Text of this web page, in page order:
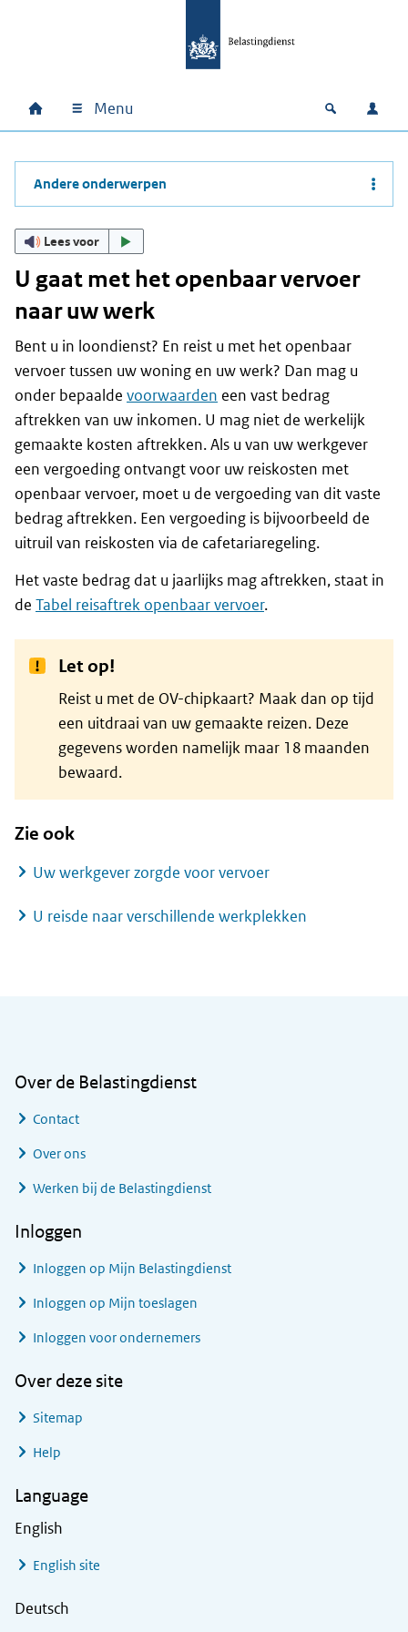
Hoofdnavigatie
Home Menu Open
Andere onderwerpen
Lees voor
U gaat met het openbaar vervoer
naar uw werk
Bent u in loondienst? En reist u met het openbaar
vervoer tussen uw woning en uw werk? Dan mag u
onder bepaalde voorwaarden een vast bedrag
aftrekken van uw inkomen. U mag niet de werkelijk
gemaakte kosten aftrekken. Als u van uw werkgever
een vergoeding ontvangt voor uw reiskosten met
openbaar vervoer, moet u de vergoeding van dit vaste
bedrag aftrekken. Een vergoeding is bijvoorbeeld de
uitruil van reiskosten via de cafetariaregeling.
Het vaste bedrag dat u jaarlijks mag aftrekken, staat in
de Tabel reisaftrek openbaar vervoer.
Let op!
Reist u met de OV-chipkaart? Maak dan op tijd
een uitdraai van uw gemaakte reizen. Deze
gegevens worden namelijk maar 18 maanden
bewaard.
Zie ook
Uw werkgever zorgde voor vervoer
U reisde naar verschillende werkplekken
Over de Belastingdienst
Contact
Over ons
Werken bij de Belastingdienst
Inloggen
Inloggen op Mijn Belastingdienst
Inloggen op Mijn toeslagen
Inloggen voor ondernemers
Over deze site
Sitemap
Help
Language
English
English site
Deutsch